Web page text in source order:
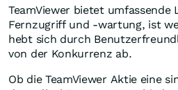
TeamViewer bietet umfassende
Fernzugriff und -wartung, ist
hebt sich durch
von der Konkurrenz ab.
Ob die TeamViewer Aktie eine